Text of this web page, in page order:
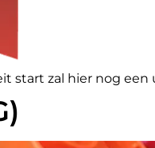
start zal hier nog